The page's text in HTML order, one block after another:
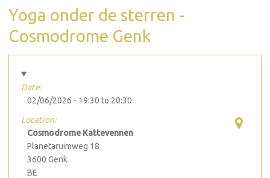
Yoga onder de sterren -
Cosmodrome Genk
Date:
02/06/2026 - 19:30 to 20:30
Location:
Cosmodrome Kattevennen
Planetaruimweg 18
3600 Genk
BE